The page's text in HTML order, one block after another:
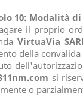
10: Modalità
il proprio
VirtuaVia
della
si
o